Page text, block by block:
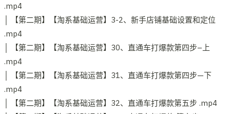
.mp4
│ 【第二期】【淘系基础运营】3-2、新手店铺基础设置和定位
.mp4
│ 【第二期】【淘系基础运营】30、直通车打爆款第四步–上
.mp4
│ 【第二期】【淘系基础运营】31、直通车打爆款第四步—下
.mp4
│ 【第二期】【淘系基础运营】32、直通车打爆款第五步 .mp4